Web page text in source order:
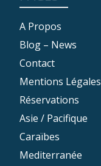
A Propos
Blog – News
Contact
Mentions Légales
Réservations
Asie / Pacifique
Caraïbes
Mediterranée